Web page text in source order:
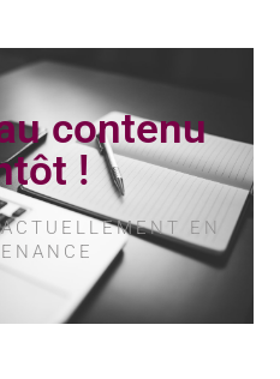
contenu
!
EN